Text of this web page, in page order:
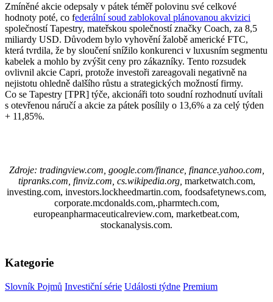
Zmíněné akcie odepsaly v pátek téměř polovinu své celkové
hodnoty poté, co federální soud zablokoval plánovanou akvizici
společností Tapestry, mateřskou společností značky Coach, za 8,5
miliardy USD. Důvodem bylo vyhovění žalobě americké FTC,
která tvrdila, že by sloučení snížilo konkurenci v luxusním segmentu
kabelek a mohlo by zvýšit ceny pro zákazníky. Tento rozsudek
ovlivnil akcie Capri, protože investoři zareagovali negativně na
nejistotu ohledně dalšího růstu a strategických možností firmy.
Co se Tapestry [TPR] týče, akcionáři toto soudní rozhodnutí uvítali
s otevřenou náručí a akcie za pátek posílily o 13,6% a za celý týden
+ 11,85%.
Zdroje: tradingview.com, google.com/finance, finance.yahoo.com,
tipranks.com, finviz.com, cs.wikipedia.org, marketwatch.com,
investing.com, investors.lockheedmartin.com, foodsafetynews.com,
corporate.mcdonalds.com,.pharmtech.com,
europeanpharmaceuticalreview.com, marketbeat.com,
stockanalysis.com.
Kategorie
Slovník Pojmů Investiční série Události týdne Premium